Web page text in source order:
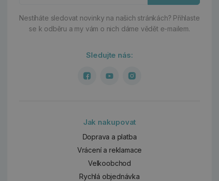
Nestíháte sledovat novinky na našich stránkách? Přihlaste
se k odběru a my vám o nich dáme vědět e-mailem.
Sledujte nás:
Jak nakupovat
Doprava a platba
Vrácení a reklamace
Velkoobchod
Rychlá objednávka